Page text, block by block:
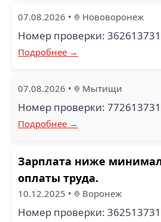
07.08.2026 • Нововоронеж
Номер проверки:
Подробнее →
07.08.2026 • Мытищи
Номер проверки:
Подробнее →
Зарплата ниже
оплаты труда.
10.12.2025 • Воронеж
Номер проверки: